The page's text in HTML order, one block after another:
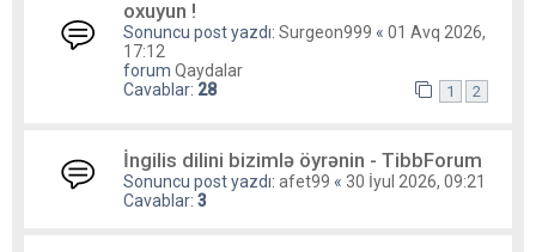
oxuyun !
Sonuncu post yazdı: Surgeon999 « 01 Avq 2026,
17:12
forum Qaydalar
Cavablar: 28 1 2
İngilis dilini bizimlə öyrənin - TibbForum
Sonuncu post yazdı: afet99 « 30 İyul 2026, 09:21
Cavablar: 3